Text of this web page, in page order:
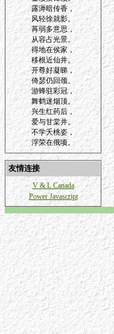
露溽暗传香，
风轻徐就影。
苒弱多意思，
从容占光景。
得地在侯家，
移根近仙井。
开尊好凝睇，
倚瑟仍回颈。
游蜂驻彩冠，
舞鹤迷烟顶。
兴生红药后，
爱与甘棠并。
不学夭桃姿，
浮荣在俄顷。
友情连接
V & L Canada
Power Javascript